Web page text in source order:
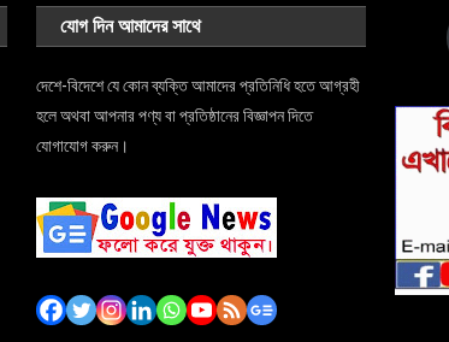
যোগ দিন আমাদের সাথে
দেশে-বিদেশে যে কোন ব্যক্তি আমাদের প্রতিনিধি হতে আগ্রহী
হলে অথবা আপনার পণ্য বা প্রতিষ্ঠানের বিজ্ঞাপন দিতে
যোগাযোগ করুন।